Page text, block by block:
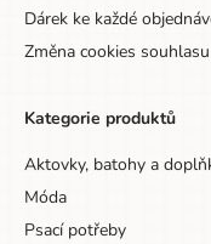
Designová položka
Hmotnost
Dárek ke každé
Změna cookies souhlasu
Kategorie produktů
Aktovky, batohy a
Móda
Psací potřeby